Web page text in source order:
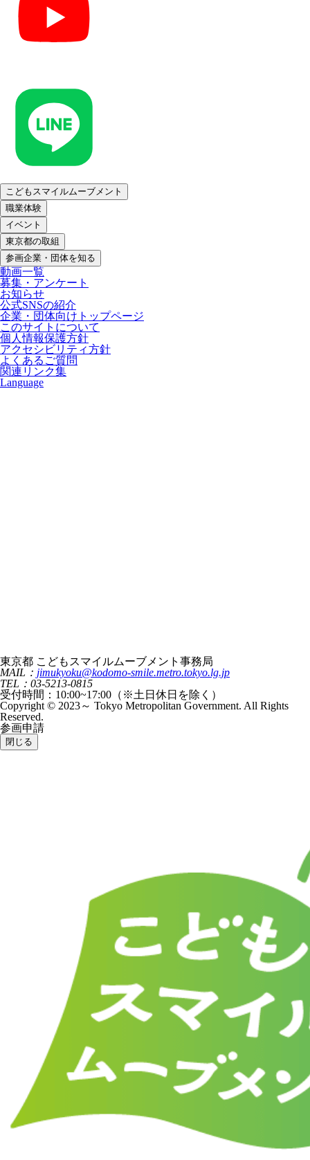
こどもスマイルムーブメント
職業体験
イベント
東京都の取組
参画企業・団体を知る
動画一覧
募集・アンケート
お知らせ
公式SNSの紹介
企業・団体向けトップページ
このサイトについて
個人情報保護方針
アクセシビリティ方針
よくあるご質問
関連リンク集
Language
東京都 こどもスマイルムーブメント事務局
MAIL： jimukyoku@kodomo-smile.metro.tokyo.lg.jp
TEL：03-5213-0815
受付時間：10:00~17:00（※土日休日を除く）
Copyright © 2023～ Tokyo Metropolitan Government. All Rights
Reserved.
参画申請
閉じる